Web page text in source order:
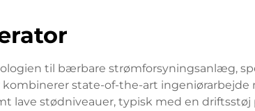
til bærbare strømforsyningsanlæg,
state-of-the-art ingeniørarbejde
stødniveauer, typisk med en driftsstøj